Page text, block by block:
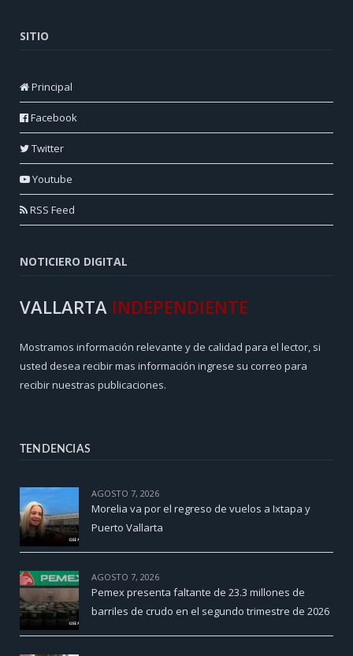
SITIO
Principal
Facebook
Twitter
Youtube
RSS Feed
NOTICIERO DIGITAL
VALLARTA INDEPENDIENTE
Mostramos información relevante y de calidad para el lector, si
usted desea recibir mas información ingrese su correo para
recibir nuestras publicaciones.
TENDENCIAS
AGOSTO 7, 2026
Morelia va por el regreso de vuelos a Ixtapa y
Puerto Vallarta
AGOSTO 7, 2026
Pemex presenta faltante de 23.3 millones de
barriles de crudo en el segundo trimestre de 2026